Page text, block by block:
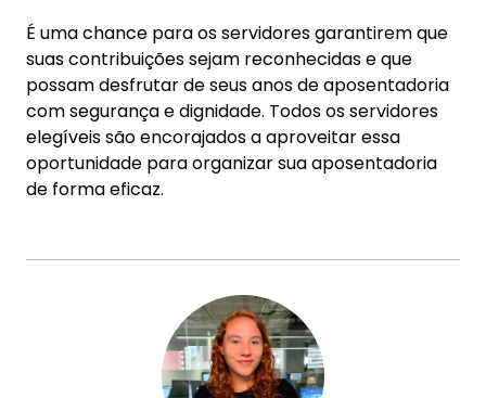
É uma chance para os servidores garantirem que
suas contribuições sejam reconhecidas e que
possam desfrutar de seus anos de aposentadoria
com segurança e dignidade. Todos os servidores
elegíveis são encorajados a aproveitar essa
oportunidade para organizar sua aposentadoria
de forma eficaz.